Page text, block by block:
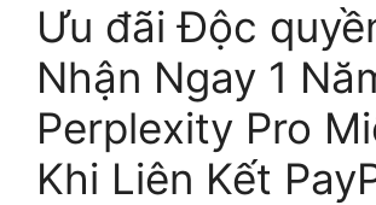
Ưu đãi Độc
Nhận Ngay 1
Perplexity Pro
Khi Liên Kết